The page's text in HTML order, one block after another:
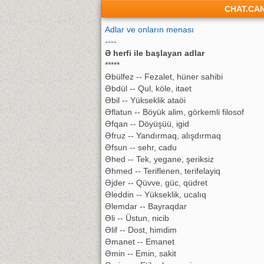
Adlar ve onların menası
----
Ə herfi ile başlayan adlar
*****
Əbülfez -- Fezalet, hüner sahibi
Əbdül -- Qul, köle, itaet
Əbil -- Yükseklik ataöi
Əflatun -- Böyük alim, görkemli filosof
Əfqan -- Döyüşüü, igid
Əfruz -- Yandırmaq, alışdırmaq
Əfsun -- sehr, cadu
Əhed -- Tek, yegane, şeriksiz
Əhmed -- Teriflenen, terifelayiq
Əjder -- Qüvve, güc, qüdret
Əleddin -- Yükseklik, ucalıq
Əlemdar -- Bayraqdar
Əli -- Üstun, nicib
Əlif -- Dost, himdim
Əmanet -- Emanet
Əmin -- Emin, sakit